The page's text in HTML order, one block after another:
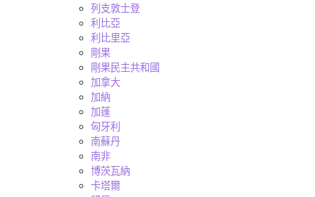
列支敦士登
利比亞
利比里亞
剛果
剛果民主共和國
加拿大
加納
加蓬
匈牙利
南蘇丹
南非
博茨瓦納
卡塔爾